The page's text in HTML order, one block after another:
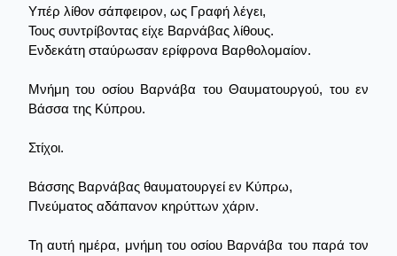
Υπέρ λίθον σάπφειρον, ως Γραφή λέγει,
Τους συντρίβοντας είχε Βαρνάβας λίθους.
Ενδεκάτη σταύρωσαν ερίφρονα Βαρθολομαίον.
Μνήμη του οσίου Βαρνάβα του Θαυματουργού, του εν
Βάσσα της Κύπρου.
Στίχοι.
Βάσσης Βαρνάβας θαυματουργεί εν Κύπρω,
Πνεύματος αδάπανον κηρύττων χάριν.
Τη αυτή ημέρα, μνήμη του οσίου Βαρνάβα του παρά τον